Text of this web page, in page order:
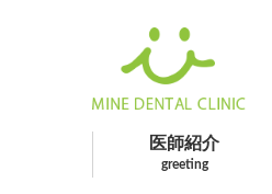
医師紹介
greeting